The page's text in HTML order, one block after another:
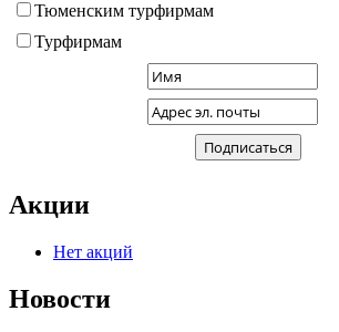
Тюменским турфирмам
Турфирмам
Акции
Нет акций
Новости